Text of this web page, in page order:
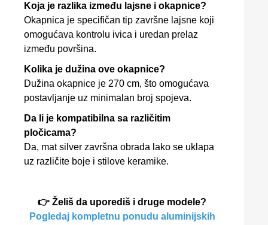
Koja je razlika između lajsne i okapnice?
Okapnica je specifičan tip završne lajsne koji
omogućava kontrolu ivica i uredan prelaz
između površina.
Kolika je dužina ove okapnice?
Dužina okapnice je 270 cm, što omogućava
postavljanje uz minimalan broj spojeva.
Da li je kompatibilna sa različitim
pločicama?
Da, mat silver završna obrada lako se uklapa
uz različite boje i stilove keramike.
👉 Želiš da uporediš i druge modele?
Pogledaj kompletnu ponudu aluminijskih